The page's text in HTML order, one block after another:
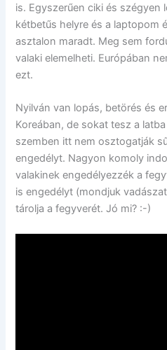
is. Egyszerűen ciki és szégyen
kétbetűs helyre és a laptopom
asztalon maradt. Meg sem
valaki elemelheti. Európában
ezt.
Nyilván van lopás, betörés és
Koreában, de sokat tesz a
szemben itt nem osztogatják
engedélyt. Nagyon komoly
valakinek engedélyezzék a
is engedélyt (mondjuk
tárolja a fegyverét. Jó mi? :-)